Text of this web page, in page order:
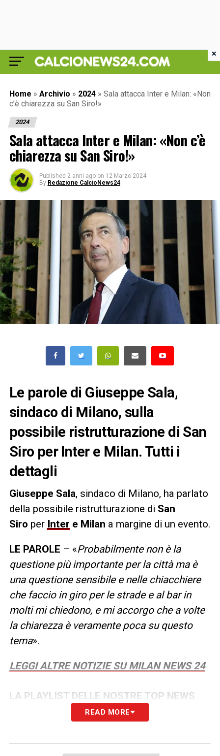
Home » Archivio » 2024 » Sala attacca Inter e Milan: «Non
c’è chiarezza su San Siro!»
2024
Sala attacca Inter e Milan: «Non c’è
chiarezza su San Siro!»
Published 2 anni ago on 12 Marzo 2024
By Redazione CalcioNews24
Le parole di Giuseppe Sala,
sindaco di Milano, sulla
possibile ristrutturazione di San
Siro per Inter e Milan. Tutti i
dettagli
Giuseppe Sala, sindaco di Milano, ha parlato
della possibile ristrutturazione di San
Siro per Inter e Milan a margine di un evento.
LE PAROLE – «Probabilmente non è la
questione più importante per la città ma è
una questione sensibile e nelle chiacchiere
che faccio in giro per le strade e al bar in
molti mi chiedono, e mi accorgo che a volte
la chiarezza è veramente poca su questo
tema».
LEGGI ALTRE NOTIZIE SU MILAN NEWS 24
LA PLAYLIST DELLE NOSTRE TOP NEWS
READ MORE
×